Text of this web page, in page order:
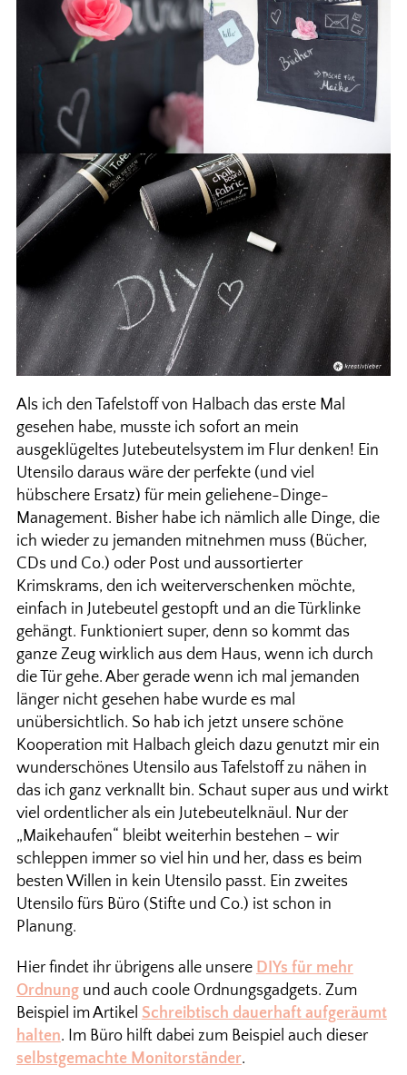
Als ich den Tafelstoff von Halbach das erste Mal
gesehen habe, musste ich sofort an mein
ausgeklügeltes Jutebeutelsystem im Flur denken! Ein
Utensilo daraus wäre der perfekte (und viel
hübschere Ersatz) für mein geliehene-Dinge-
Management. Bisher habe ich nämlich alle Dinge, die
ich wieder zu jemanden mitnehmen muss (Bücher,
CDs und Co.) oder Post und aussortierter
Krimskrams, den ich weiterverschenken möchte,
einfach in Jutebeutel gestopft und an die Türklinke
gehängt. Funktioniert super, denn so kommt das
ganze Zeug wirklich aus dem Haus, wenn ich durch
die Tür gehe. Aber gerade wenn ich mal jemanden
länger nicht gesehen habe wurde es mal
unübersichtlich. So hab ich jetzt unsere schöne
Kooperation mit Halbach gleich dazu genutzt mir ein
wunderschönes Utensilo aus Tafelstoff zu nähen in
das ich ganz verknallt bin. Schaut super aus und wirkt
viel ordentlicher als ein Jutebeutelknäul. Nur der
„Maikehaufen“ bleibt weiterhin bestehen – wir
schleppen immer so viel hin und her, dass es beim
besten Willen in kein Utensilo passt. Ein zweites
Utensilo fürs Büro (Stifte und Co.) ist schon in
Planung.
Hier findet ihr übrigens alle unsere DIYs für mehr
Ordnungund auch coole Ordnungsgadgets. Zum
Beispiel im Artikel Schreibtisch dauerhaft aufgeräumt
halten. Im Büro hilft dabei zum Beispiel auch dieser
selbstgemachte Monitorständer.